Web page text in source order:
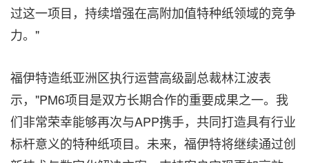
过这一项目，持续增强在高附加值特种纸领域的竞争
力。"
福伊特造纸亚洲区执行运营高级副总裁林江波表
示，"PM6项目是双方长期合作的重要成果之一。我
们非常荣幸能够再次与APP携手，共同打造具有行业
标杆意义的特种纸项目。未来，福伊特将继续通过创